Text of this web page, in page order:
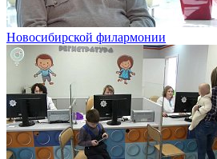
Новосибирской филармонии